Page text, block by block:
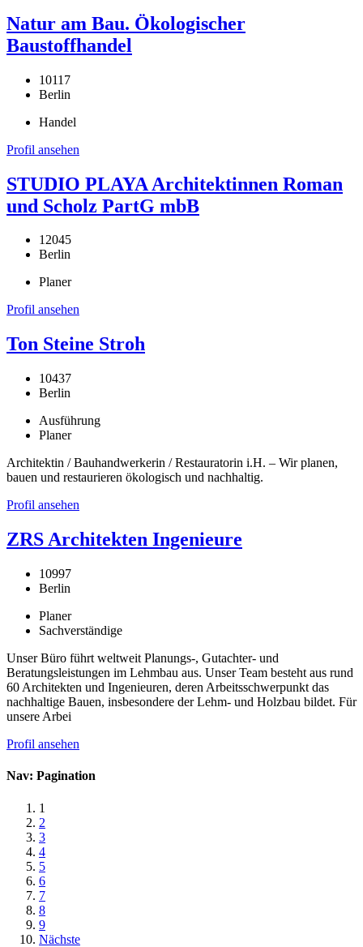
Natur am Bau. Ökologischer
Baustoffhandel
10117
Berlin
Handel
Profil ansehen
STUDIO PLAYA Architektinnen Roman
und Scholz PartG mbB
12045
Berlin
Planer
Profil ansehen
Ton Steine Stroh
10437
Berlin
Ausführung
Planer
Architektin / Bauhandwerkerin / Restauratorin i.H. – Wir planen,
bauen und restaurieren ökologisch und nachhaltig.
Profil ansehen
ZRS Architekten Ingenieure
10997
Berlin
Planer
Sachverständige
Unser Büro führt weltweit Planungs-, Gutachter- und
Beratungsleistungen im Lehmbau aus. Unser Team besteht aus rund
60 Architekten und Ingenieuren, deren Arbeitsschwerpunkt das
nachhaltige Bauen, insbesondere der Lehm- und Holzbau bildet. Für
unsere Arbei
Profil ansehen
Nav: Pagination
1
2
3
4
5
6
7
8
9
Nächste